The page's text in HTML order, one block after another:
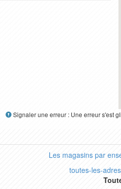
Signaler une erreur : Une erreur s'est
Les magasins par
toutes-les-